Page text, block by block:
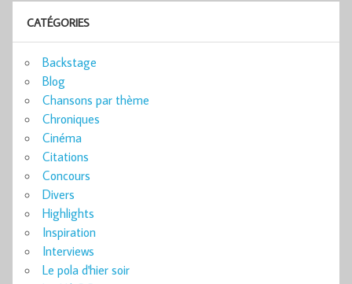
CATÉGORIES
Backstage
Blog
Chansons par thème
Chroniques
Cinéma
Citations
Concours
Divers
Highlights
Inspiration
Interviews
Le pola d'hier soir